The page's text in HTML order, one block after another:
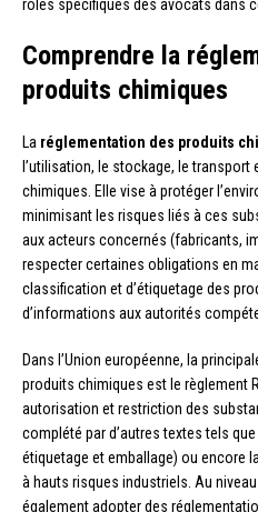
rôles spécifiques des avocats dans
Comprendre la
produits chimiques
La réglementation des produits
l’utilisation, le stockage, le transport
chimiques. Elle vise à protéger
minimisant les risques liés à ces
aux acteurs concernés (fabricants,
respecter certaines obligations en
classification et d’étiquetage des
d’informations aux autorités
Dans l’Union européenne, la
produits chimiques est le règlement
autorisation et restriction des
complété par d’autres textes tels
étiquetage et emballage) ou encore
à hauts risques industriels. Au
également adopter des